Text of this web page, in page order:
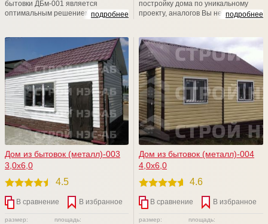
подробнее
бытовки ДБм-001 является
оптимальным решением в жизни
они очаровательны, изысканы и
многофункциональны. Компания
ООО СТРОЙ НЭСАБ-Н производит
недорогие бытовки, металлические,
стильные и современные.
подробнее
постройку дома по уникальному
проекту, аналогов Вы не найдете!
изучит все ваши пожелания.
Именно мы воплотим Вашу мечту в
реальность в короткие сроки и по
разумной цене.
Дом из бытовок (металл)-003
3,0х6,0
4.5
В сравнение В избранное
размер: площадь:
Дом из бытовок (металл)-004
4,0х6,0
4.6
В сравнение В избранное
размер: площадь: